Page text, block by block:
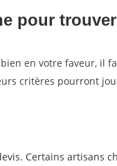
pour
en votre faveur, il
critères pourront
Certains artisans